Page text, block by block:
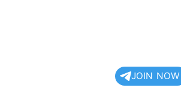
JOIN NOW